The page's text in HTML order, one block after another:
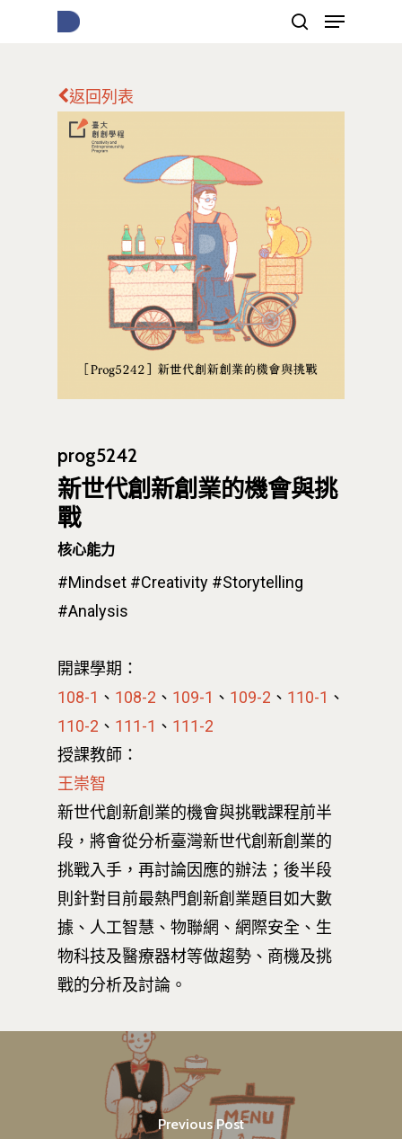
按下Enter開始搜尋，或Esc關閉跳窗
返回列表
prog5242
新世代創新創業的機會與挑
戰
核心能力
#Mindset #Creativity #Storytelling
#Analysis
開課學期：
108-1 、 108-2 、 109-1 、 109-2 、 110-1 、
110-2 、 111-1 、 111-2
授課教師：
王崇智
新世代創新創業的機會與挑戰課程前半
段，將會從分析臺灣新世代創新創業的
挑戰入手，再討論因應的辦法；後半段
則針對目前最熱門創新創業題目如大數
據、人工智慧、物聯網、網際安全、生
物科技及醫療器材等做趨勢、商機及挑
戰的分析及討論。
Previous Post